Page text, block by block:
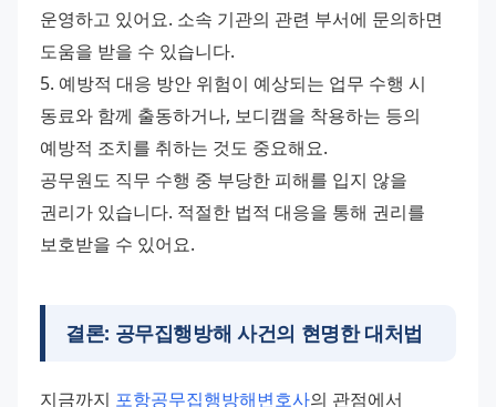
운영하고 있어요. 소속 기관의 관련 부서에 문의하면
도움을 받을 수 있습니다.
5. 예방적 대응 방안 위험이 예상되는 업무 수행 시
동료와 함께 출동하거나, 보디캠을 착용하는 등의
예방적 조치를 취하는 것도 중요해요.
공무원도 직무 수행 중 부당한 피해를 입지 않을
권리가 있습니다. 적절한 법적 대응을 통해 권리를
보호받을 수 있어요.
결론: 공무집행방해 사건의 현명한 대처법
지금까지 포항공무집행방해변호사의 관점에서